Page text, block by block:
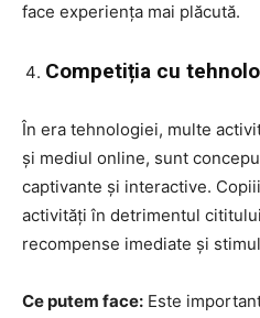
face experiența mai plăcută.
Competiția cu
În era tehnologiei, multe
și mediul online, sunt
captivante și interactive.
activități în detrimentul
recompense imediate și
Ce putem face: Este